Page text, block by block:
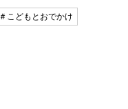
＃こどもとおでかけ